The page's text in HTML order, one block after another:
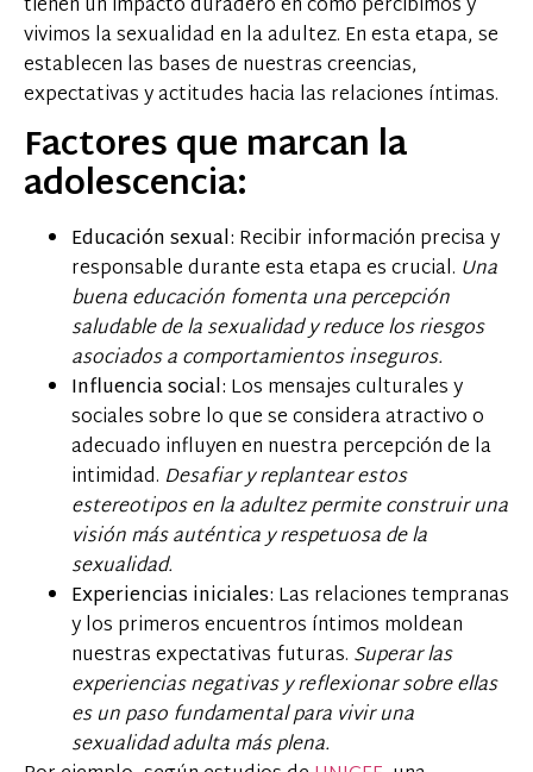
vivimos la sexualidad en la adultez. En esta etapa, se
establecen las bases de nuestras creencias,
expectativas y actitudes hacia las relaciones íntimas.
Factores que marcan la
adolescencia:
Educación sexual: Recibir información precisa y
responsable durante esta etapa es crucial. Una
buena educación fomenta una percepción
saludable de la sexualidad y reduce los riesgos
asociados a comportamientos inseguros.
Influencia social: Los mensajes culturales y
sociales sobre lo que se considera atractivo o
adecuado influyen en nuestra percepción de la
intimidad. Desafiar y replantear estos
estereotipos en la adultez permite construir una
visión más auténtica y respetuosa de la
sexualidad.
Experiencias iniciales: Las relaciones tempranas
y los primeros encuentros íntimos moldean
nuestras expectativas futuras. Superar las
experiencias negativas y reflexionar sobre ellas
es un paso fundamental para vivir una
sexualidad adulta más plena.